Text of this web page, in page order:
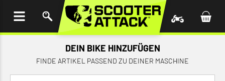
DEIN BIKE HINZUFÜGEN
FINDE ARTIKEL PASSEND ZU DEINER MASCHINE